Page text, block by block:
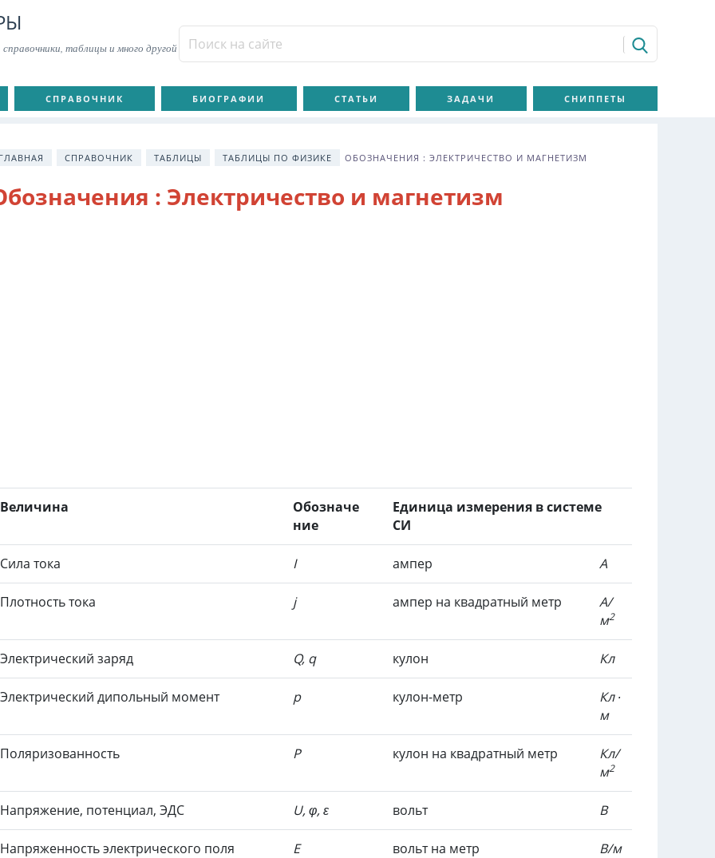
таблицы и много другой
СПРАВОЧНИК БИОГРАФИИ СТАТЬИ ЗАДАЧИ СНИППЕТЫ
СПРАВОЧНИК ТАБЛИЦЫ ТАБЛИЦЫ ПО ФИЗИКЕ ОБОЗНАЧЕНИЯ : ЭЛЕКТРИЧЕСТВО И МАГНЕТИЗМ
: Электричество и магнетизм
Величина Обозначе
ние
Единица измерения в системе
СИ
Сила тока I ампер А
Плотность тока j ампер на квадратный метр
А/
м2
Электрический заряд Q, q кулон Кл
Электрический дипольный момент p кулон-метр
Кл ∙
м
Поляризованность P кулон на квадратный метр
Кл/
м2
Напряжение, потенциал, ЭДС U, φ, ε вольт В
Напряженность электрического поля E вольт на метр В/м